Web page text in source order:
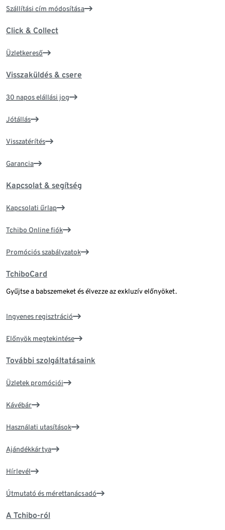
Szállítási cím módosítása
Click & Collect
Üzletkereső
Visszaküldés & csere
30 napos elállási jog
Jótállás
Visszatérítés
Garancia
Kapcsolat & segítség
Kapcsolati űrlap
Tchibo Online fiók
Promóciós szabályzatok
TchiboCard
Gyűjtse a babszemeket és élvezze az exkluzív előnyöket.
Ingyenes regisztráció
Előnyök megtekintése
További szolgáltatásaink
Üzletek promóciói
Kávébár
Használati utasítások
Ajándékkártya
Hírlevél
Útmutató és mérettanácsadó
A Tchibo-ról